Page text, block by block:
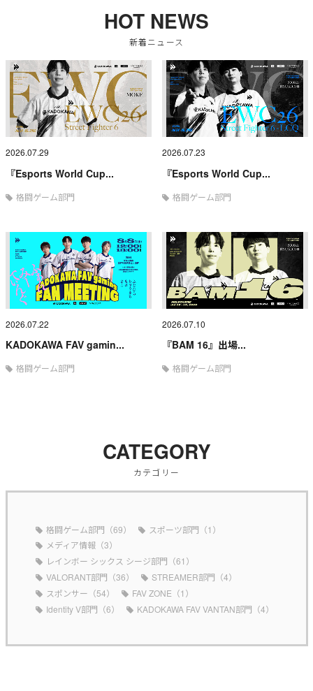
HOT NEWS
新着ニュース
2026.07.29
『Esports World Cup...
格闘ゲーム部門
2026.07.23
『Esports World Cup...
格闘ゲーム部門
2026.07.22
KADOKAWA FAV gamin...
格闘ゲーム部門
2026.07.10
『BAM 16』出場...
格闘ゲーム部門
CATEGORY
カテゴリー
格闘ゲーム部門（69）
スポーツ部門（1）
メディア情報（3）
レインボー シックス シージ部門（61）
VALORANT部門（36）
STREAMER部門（4）
スポンサー（54）
FAV ZONE（1）
Identity V部門（6）
KADOKAWA FAV VANTAN部門（4）